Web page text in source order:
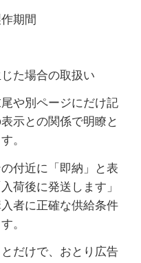
期間
た場合の取扱い
や別ページにだけ記
示との関係で明瞭と
。
付近に「即納」と表
荷後に発送します」
者に正確な供給条件
。
だけで、おとり広告